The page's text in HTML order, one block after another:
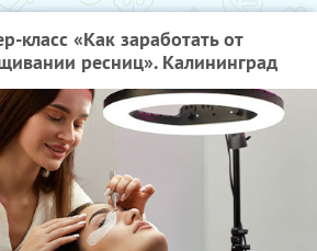
класс «Как заработать от
ресниц». Калининград